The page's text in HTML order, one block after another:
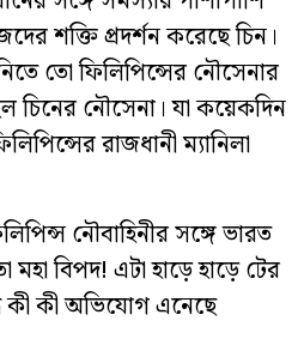
শক্তি প্রদর্শন করেছে চিন।
তো ফিলিপিন্সের নৌসেনার
চিনের নৌসেনা। যা কয়েকদিন
রাজধানী ম্যানিলা
নৌবাহিনীর সঙ্গে ভারত
বিপদ! এটা হাড়ে হাড়ে টের
কী কী অভিযোগ এনেছে